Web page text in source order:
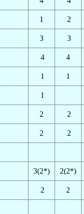
1 2
3 3
4 4
1 1
1
2 2
2 2
3(2*) 2(2*)
2 2